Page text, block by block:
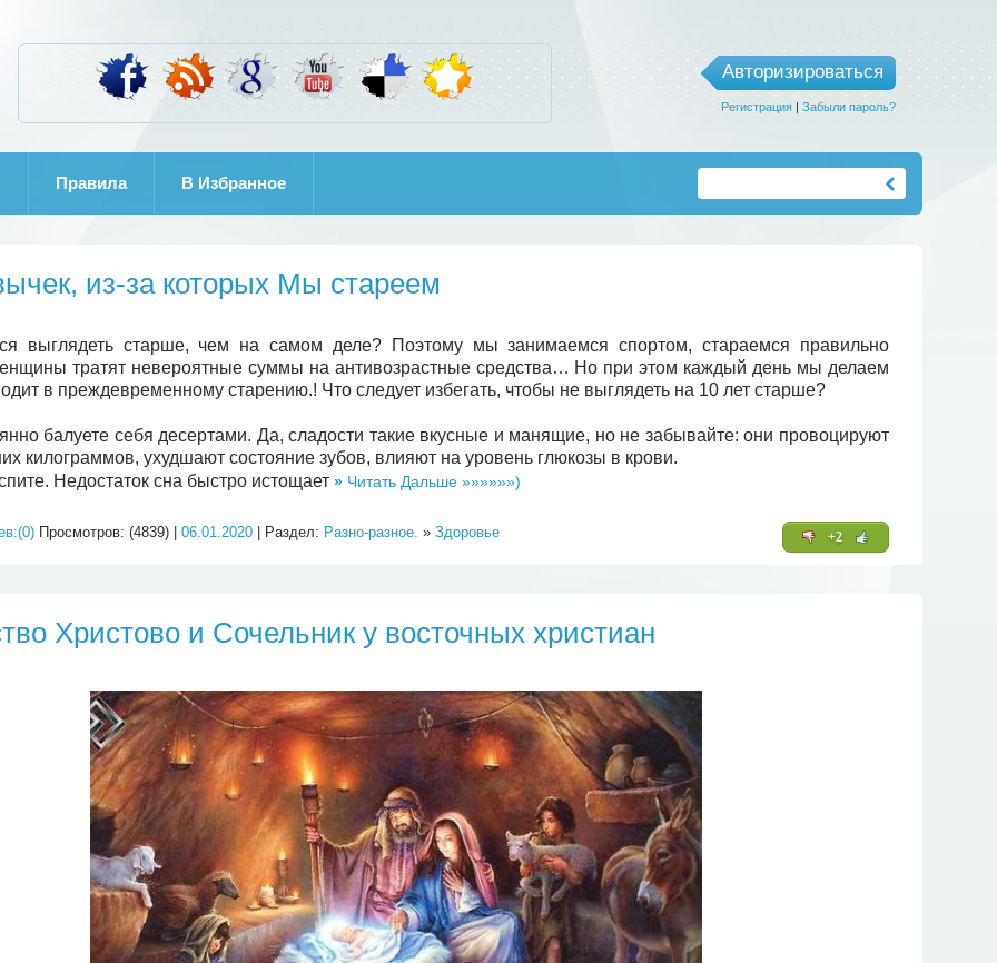
Авторизироваться
Регистрация| Забыли пароль?
Правила B Избранное
из-за которых Мы стареем
выглядеть старше, чем на самом деле? Поэтому мы занимаемся спортом, стараемся правильно
тратят невероятные суммы на антивозрастные средства… Но при этом каждый день мы делаем
в преждевременному старению.! Что следует избегать, чтобы не выглядеть на 10 лет старше?
балуете себя десертами. Да, сладости такие вкусные и манящие, но не забывайте: они провоцируют
килограммов, ухудшают состояние зубов, влияют на уровень глюкозы в крови.
Недостаток сна быстро истощает» Читать Дальше »»»»»»)
+2
Просмотров: (4839) |06.01.2020 | Раздел: Разно-разное. »Здоровье
Христово и Сочельник у восточных христиан